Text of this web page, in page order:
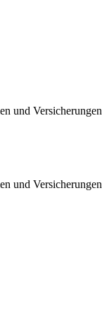
und Versicherungen
und Versicherungen